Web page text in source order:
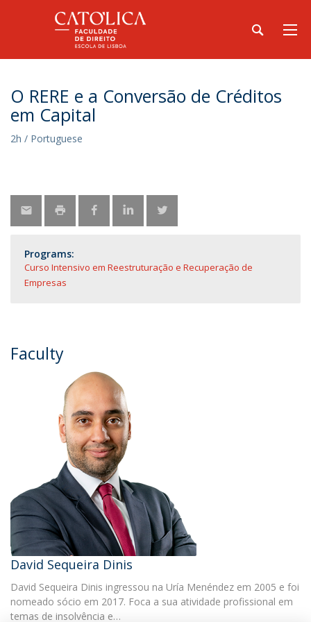
O RERE e a Conversão de Créditos
em Capital
2h / Portuguese
Programs:
Curso Intensivo em Reestruturação e Recuperação de
Empresas
Faculty
David Sequeira Dinis
David Sequeira Dinis ingressou na Uría Menéndez em 2005 e foi
nomeado sócio em 2017. Foca a sua atividade profissional em
temas de insolvência e…